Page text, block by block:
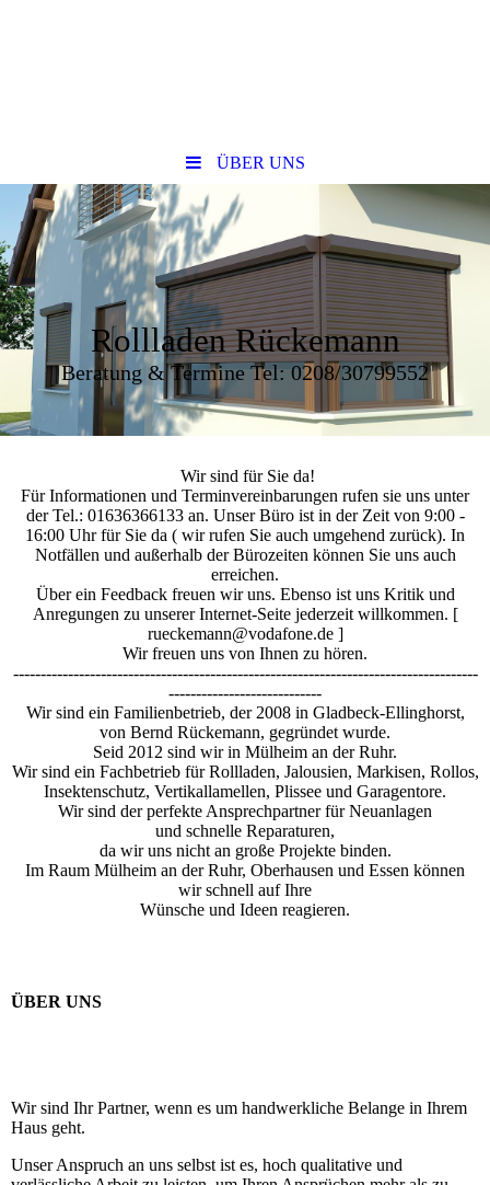
ÜBER UNS
Rollladen Rückemann
Beratung & Termine Tel: 0208/30799552
Wir sind für Sie da!
Für Informationen und Terminvereinbarungen rufen sie uns unter
der Tel.: 01636366133 an. Unser Büro ist in der Zeit von 9:00 -
16:00 Uhr für Sie da ( wir rufen Sie auch umgehend zurück). In
Notfällen und außerhalb der Bürozeiten können Sie uns auch
erreichen.
Über ein Feedback freuen wir uns. Ebenso ist uns Kritik und
Anregungen zu unserer Internet-Seite jederzeit willkommen. [
rueckemann@vodafone.de ]
Wir freuen uns von Ihnen zu hören.
-------------------------------------------------------------------------------------
----------------------------
Wir sind ein Familienbetrieb, der 2008 in Gladbeck-Ellinghorst,
von Bernd Rückemann, gegründet wurde.
Seid 2012 sind wir in Mülheim an der Ruhr.
Wir sind ein Fachbetrieb für Rollladen, Jalousien, Markisen, Rollos,
Insektenschutz, Vertikallamellen, Plissee und Garagentore.
Wir sind der perfekte Ansprechpartner für Neuanlagen
und schnelle Reparaturen,
da wir uns nicht an große Projekte binden.
Im Raum Mülheim an der Ruhr, Oberhausen und Essen können
wir schnell auf Ihre
Wünsche und Ideen reagieren.
ÜBER UNS
Wir sind Ihr Partner, wenn es um handwerkliche Belange in Ihrem
Haus geht.
Unser Anspruch an uns selbst ist es, hoch qualitative und